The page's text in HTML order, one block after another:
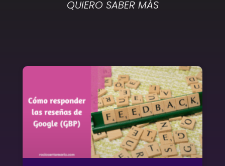
QUIERO SABER MÁS